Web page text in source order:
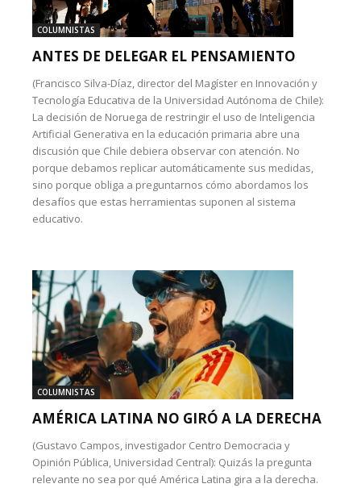
COLUMNISTAS
ANTES DE DELEGAR EL PENSAMIENTO
(Francisco Silva-Díaz, director del Magíster en Innovación y
Tecnología Educativa de la Universidad Autónoma de Chile):
La decisión de Noruega de restringir el uso de Inteligencia
Artificial Generativa en la educación primaria abre una
discusión que Chile debiera observar con atención. No
porque debamos replicar automáticamente sus medidas,
sino porque obliga a preguntarnos cómo abordamos los
desafíos que estas herramientas suponen al sistema
educativo.
COLUMNISTAS
AMÉRICA LATINA NO GIRÓ A LA DERECHA
(Gustavo Campos, investigador Centro Democracia y
Opinión Pública, Universidad Central): Quizás la pregunta
relevante no sea por qué América Latina gira a la derecha.